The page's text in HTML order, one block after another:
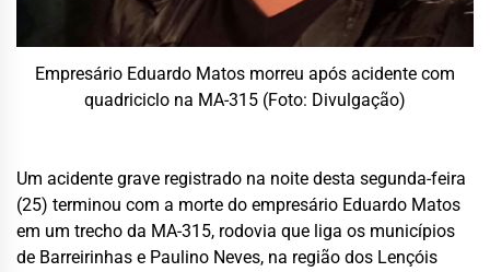
Empresário Eduardo Matos morreu após acidente com
quadriciclo na MA-315 (Foto: Divulgação)
Um acidente grave registrado na noite desta segunda-feira
(25) terminou com a morte do empresário Eduardo Matos
em um trecho da MA-315, rodovia que liga os municípios
de Barreirinhas e Paulino Neves, na região dos Lençóis